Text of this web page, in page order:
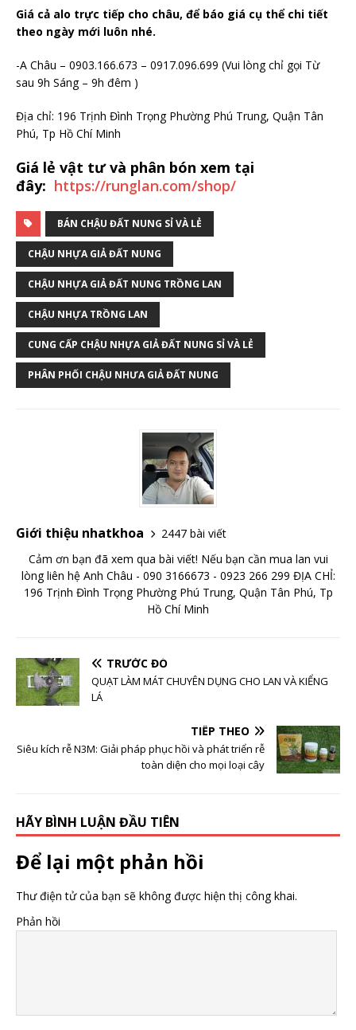
Giá cả alo trực tiếp cho châu, để báo giá cụ thể chi tiết
theo ngày mới luôn nhé.
-A Châu – 0903.166.673 – 0917.096.699 (Vui lòng chỉ gọi Từ
sau 9h Sáng – 9h đêm )
Địa chỉ: 196 Trịnh Đình Trọng Phường Phú Trung, Quận Tân
Phú, Tp Hồ Chí Minh
Giá lẻ vật tư và phân bón xem tại
đây: https://runglan.com/shop/
BÁN CHẬU ĐẤT NUNG SỈ VÀ LẺ
CHẬU NHỰA GIẢ ĐẤT NUNG
CHẬU NHỰA GIẢ ĐẤT NUNG TRỒNG LAN
CHẬU NHỰA TRỒNG LAN
CUNG CẤP CHẬU NHỰA GIẢ ĐẤT NUNG SỈ VÀ LẺ
PHÂN PHỐI CHẬU NHƯA GIẢ ĐẤT NUNG
Giới thiệu nhatkhoa
2447 bài viết
Cảm ơn bạn đã xem qua bài viết! Nếu bạn cần mua lan vui
lòng liên hệ Anh Châu - 090 3166673 - 0923 266 299 ĐỊA CHỈ:
196 Trịnh Đình Trọng Phường Phú Trung, Quận Tân Phú, Tp
Hồ Chí Minh
TRƯỚC ĐÓ
QUẠT LÀM MÁT CHUYÊN DỤNG CHO LAN VÀ KIỂNG
LÁ
TIẾP THEO
Siêu kích rễ N3M: Giải pháp phục hồi và phát triển rễ
toàn diện cho mọi loại cây
HÃY BÌNH LUẬN ĐẦU TIÊN
Để lại một phản hồi
Thư điện tử của bạn sẽ không được hiện thị công khai.
Phản hồi